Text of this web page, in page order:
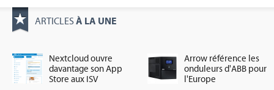
ARTICLES À LA UNE
Nextcloud ouvre
davantage son App
Store aux ISV
Arrow référence les
onduleurs d'ABB pour
l'Europe